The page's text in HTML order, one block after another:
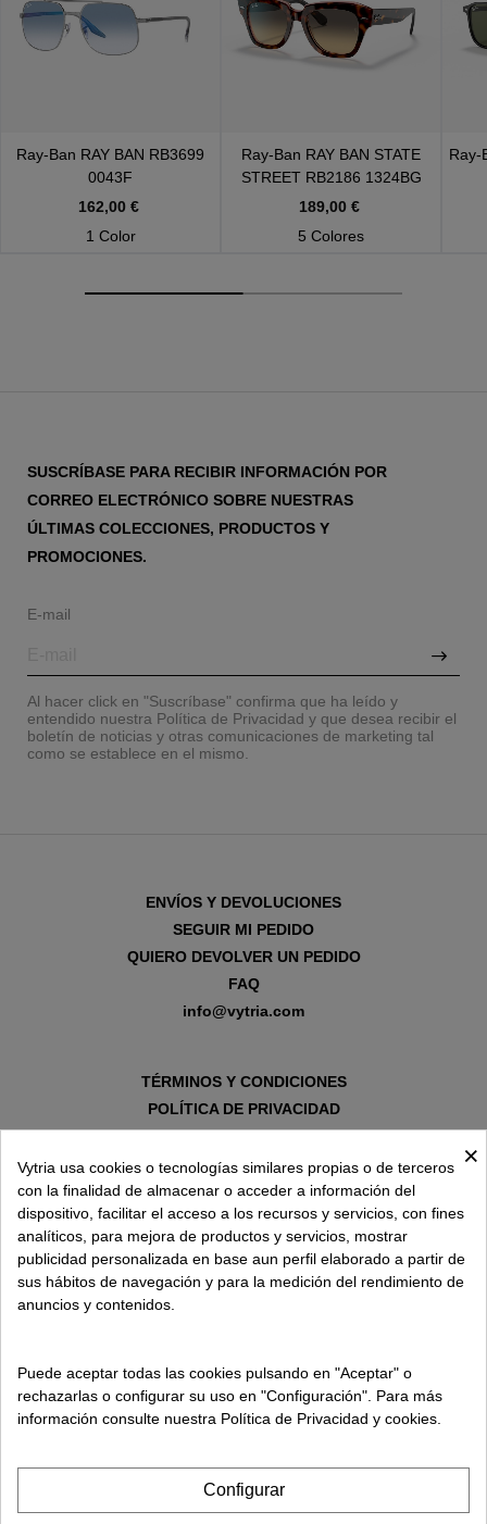
VER TODOS
Ray-Ban RAY BAN RB3699
0043F
162,00 €
1 Color
Ray-Ban RAY BAN STATE
STREET RB2186 1324BG
189,00 €
5 Colores
SUSCRÍBASE PARA RECIBIR INFORMACIÓN POR
CORREO ELECTRÓNICO SOBRE NUESTRAS
ÚLTIMAS COLECCIONES, PRODUCTOS Y
PROMOCIONES.
E-mail
Al hacer click en "Suscríbase" confirma que ha leído y
entendido nuestra Política de Privacidad y que desea recibir el
boletín de noticias y otras comunicaciones de marketing tal
como se establece en el mismo.
ENVÍOS Y DEVOLUCIONES
SEGUIR MI PEDIDO
QUIERO DEVOLVER UN PEDIDO
FAQ
info@vytria.com
TÉRMINOS Y CONDICIONES
POLÍTICA DE PRIVACIDAD
AVISO LEGAL
POLÍTICA DE COOKIES
SOBRE VYTRIA
×
Vytria usa cookies o tecnologías similares propias o de terceros
con la finalidad de almacenar o acceder a información del
dispositivo, facilitar el acceso a los recursos y servicios, con fines
analíticos, para mejora de productos y servicios, mostrar
publicidad personalizada en base aun perfil elaborado a partir de
sus hábitos de navegación y para la medición del rendimiento de
anuncios y contenidos.
Puede aceptar todas las cookies pulsando en "Aceptar" o
rechazarlas o configurar su uso en "Configuración". Para más
información consulte nuestra Política de Privacidad y cookies.
Configurar